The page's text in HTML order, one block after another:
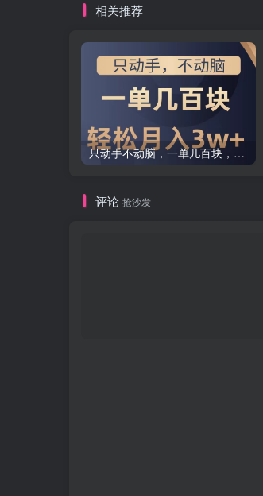
相关推荐
只动手不动脑，一单几百块，轻松月入2w+，看完就能直接操作，详细教程
评论 抢沙发